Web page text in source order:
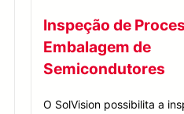
Inspeção de
Embalagem de
Semicondutores
O SolVision possibilita a